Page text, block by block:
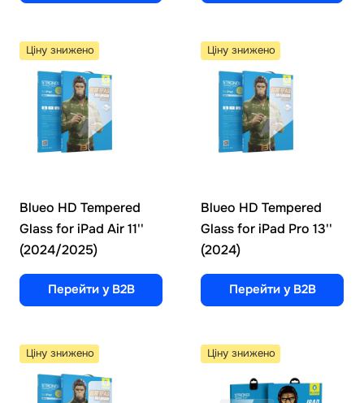
Ціну знижено
Blueo HD Tempered
Glass for iPad Air 11''
(2024/2025)
Перейти у B2B
Ціну знижено
Blueo HD Tempered
Glass for iPad Pro 13''
(2024)
Перейти у B2B
Ціну знижено Ціну знижено